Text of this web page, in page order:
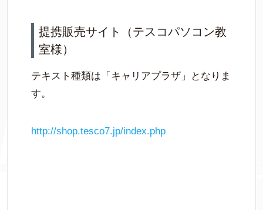
提携販売サイト（テスコパソコン教
室様）
テキスト種類は「キャリアプラザ」となりま
す。
http://shop.tesco7.jp/index.php